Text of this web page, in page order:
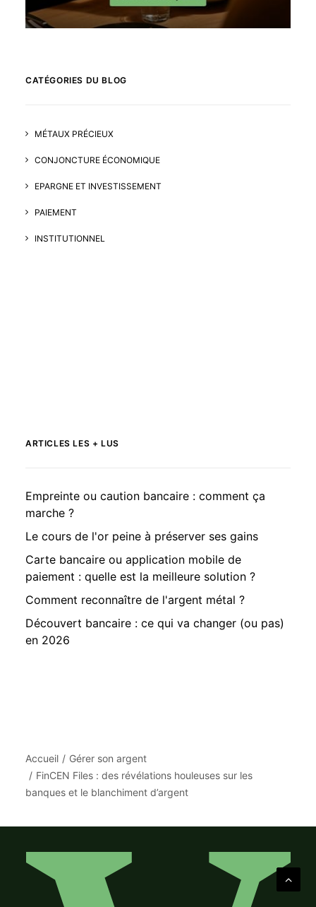
CATÉGORIES DU BLOG
MÉTAUX PRÉCIEUX
CONJONCTURE ÉCONOMIQUE
EPARGNE ET INVESTISSEMENT
PAIEMENT
INSTITUTIONNEL
ARTICLES LES + LUS
Empreinte ou caution bancaire : comment ça
marche ?
Le cours de l'or peine à préserver ses gains
Carte bancaire ou application mobile de
paiement : quelle est la meilleure solution ?
Comment reconnaître de l'argent métal ?
Découvert bancaire : ce qui va changer (ou pas)
en 2026
Accueil
Gérer son argent
FinCEN Files : des révélations houleuses sur les
banques et le blanchiment d’argent